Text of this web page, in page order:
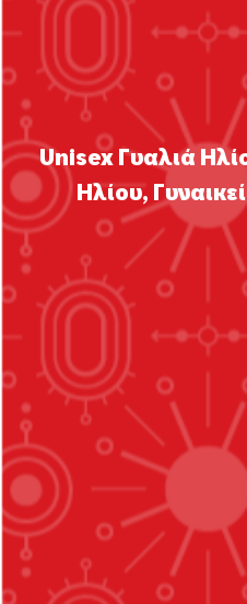
Unisex Γυαλιά
Ηλίου,